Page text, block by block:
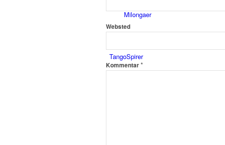
Milongaer
TangoSpirer
Websted
Kommentar*